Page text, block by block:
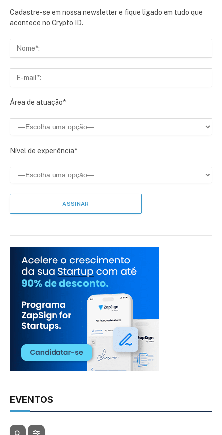
Cadastre-se em nossa newsletter e fique ligado em tudo que
acontece no Crypto ID.
Área de atuação*
Nível de experiência*
EVENTOS